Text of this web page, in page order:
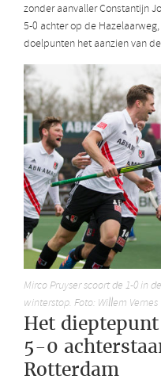
zonder aanvaller Constantijn
5-0 achter op de
doelpunten het aanzien van
Mirco Pruyser scoort de 1-0 in
winterstop. Foto: Willem Vernes
Het
5-0
Rotterdam